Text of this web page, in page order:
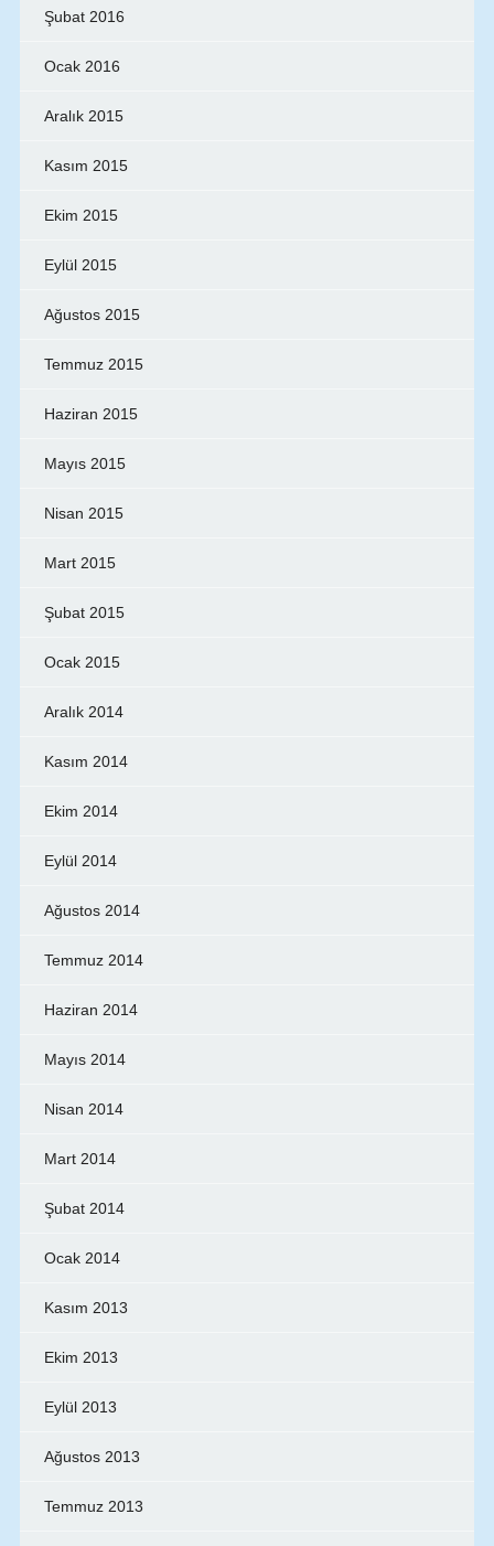
Şubat 2016
Ocak 2016
Aralık 2015
Kasım 2015
Ekim 2015
Eylül 2015
Ağustos 2015
Temmuz 2015
Haziran 2015
Mayıs 2015
Nisan 2015
Mart 2015
Şubat 2015
Ocak 2015
Aralık 2014
Kasım 2014
Ekim 2014
Eylül 2014
Ağustos 2014
Temmuz 2014
Haziran 2014
Mayıs 2014
Nisan 2014
Mart 2014
Şubat 2014
Ocak 2014
Kasım 2013
Ekim 2013
Eylül 2013
Ağustos 2013
Temmuz 2013